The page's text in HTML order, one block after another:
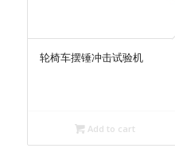
轮椅车摆锤冲击试验机
Add to cart